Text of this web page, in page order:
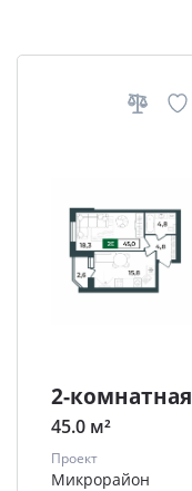
2-комнатная
45.0 м²
Проект
Микрорайон